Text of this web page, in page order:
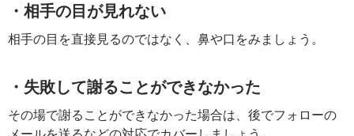
・相手の目が見れない
相手の目を直接見るのではなく、鼻や口をみましょう。
・失敗して謝ることができなかった
その場で謝ることができなかった場合は、後でフォローの